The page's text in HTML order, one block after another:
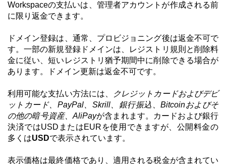
Workspaceの支払いは、管理者アカウントが作成される前
に限り返金できます。
ドメイン登録は、通常、プロビジョニング後は返金不可で
す。一部の新規登録ドメインは、レジストリ規則と削除料
金に従い、短いレジストリ猶予期間中に削除できる場合が
あります。ドメイン更新は返金不可です。
利用可能な支払い方法には、
クレジットカードおよびデビ
ットカード、PayPal、Skrill、銀行振込、Bitcoinおよびそ
の他の暗号資産、AliPayが含まれます。カードおよび銀行
決済ではUSDまたはEURを使用できますが、公開料金の
多くはUSDで表示されています。
表示価格は最終価格であり、適用される税金が含まれてい